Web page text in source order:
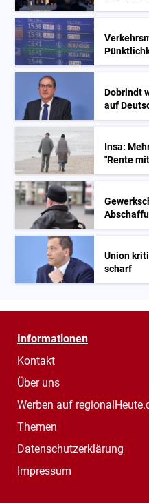
Dobrindt
auf
Insa:
"Rente
Union
scharf
Informationen
Kontakt
Über uns
Werben auf
Themen
Datenschutzerklärung
Impressum